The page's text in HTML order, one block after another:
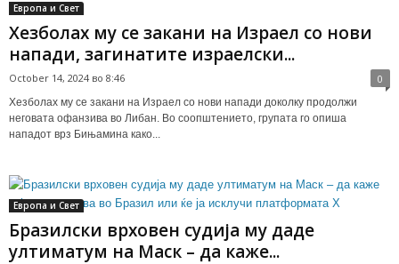
Европа и Свет
Хезболах му се закани на Израел со нови
напади, загинатите израелски...
October 14, 2024 во 8:46 0
Хезболах му се закани на Израел со нови напади доколку продолжи
неговата офанзива во Либан. Во соопштението, групата го опиша
нападот врз Бињамина како...
Европа и Свет
Бразилски врховен судија му даде
ултиматум на Маск – да каже...